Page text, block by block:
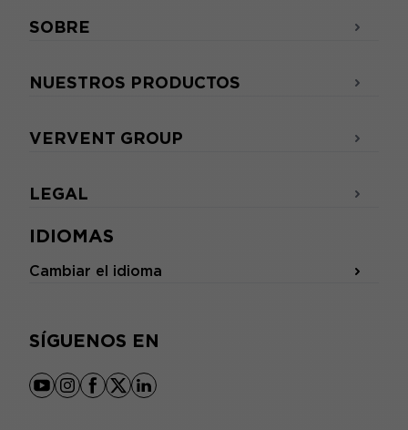
IDIOMAS
Cambiar el idioma
SÍGUENOS EN
youtube
instagram
facebook
x linkedin
SOBRE
NUESTROS PRODUCTOS
VERVENT GROUP
LEGAL